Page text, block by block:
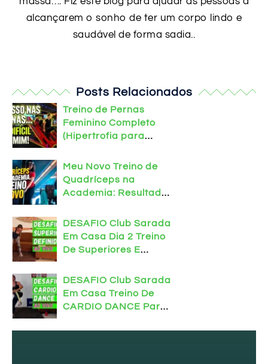
alcançarem o sonho de ter um corpo lindo e
saudável de forma sadia..
Posts Relacionados
Treino de Pernas
Feminino Completo
(Hipertrofia para
Meu Novo Treino de
Quadríceps na
Academia: Resultados
DESAFIO Club Sarada
Em Casa Dia 2 Treino
De Superiores E
Em Casa
DESAFIO Club Sarada
Em Casa Treino De
CARDIO DANCE Para